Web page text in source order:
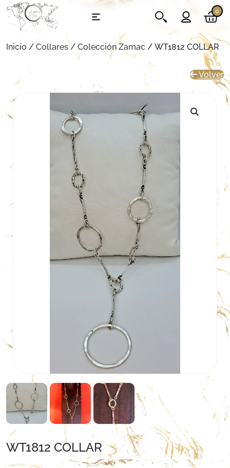
0
Inicio / Collares/ Colección Zamac / WT1812 COLLAR
Volver
WT1812 COLLAR